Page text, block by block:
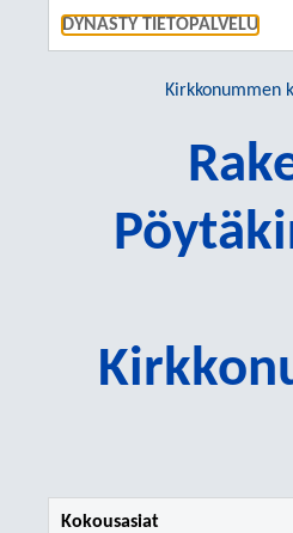
DYNASTY TIETOPALVELU
Kirkkonummen
Kokousasiat